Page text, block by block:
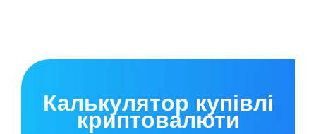
Калькулятор купівлі
криптовалюти